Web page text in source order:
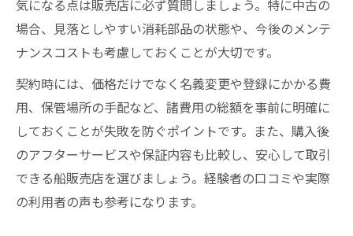
気になる点は販売店に必ず質問しましょう。特に中古の
場合、見落としやすい消耗部品の状態や、今後のメンテ
ナンスコストも考慮しておくことが大切です。
契約時には、価格だけでなく名義変更や登録にかかる費
用、保管場所の手配など、諸費用の総額を事前に明確に
しておくことが失敗を防ぐポイントです。また、購入後
のアフターサービスや保証内容も比較し、安心して取引
できる船販売店を選びましょう。経験者の口コミや実際
の利用者の声も参考になります。